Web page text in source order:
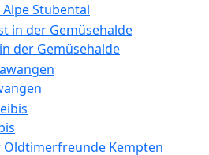
Stubental
der Gemüsehalde